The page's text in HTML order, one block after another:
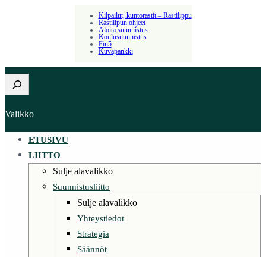
Kilpailut, kuntorastit – Rastilippu
Rastilipun ohjeet
Aloita suunnistus
Koulusuunnistus
Fin5
Kuvapankki
Etsi
Valikko
ETUSIVU
LIITTO
Sulje alavalikko
Suunnistusliitto
Sulje alavalikko
Yhteystiedot
Strategia
Säännöt